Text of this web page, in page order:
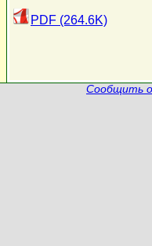
PDF (264.6K)
Сообщить о